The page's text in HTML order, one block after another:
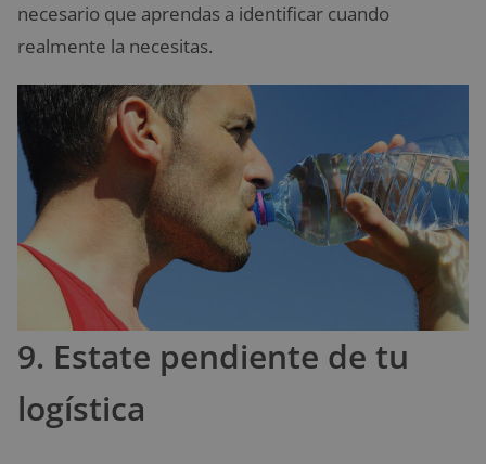
necesario que aprendas a identificar cuando
realmente la necesitas.
9. Estate pendiente de tu
logística